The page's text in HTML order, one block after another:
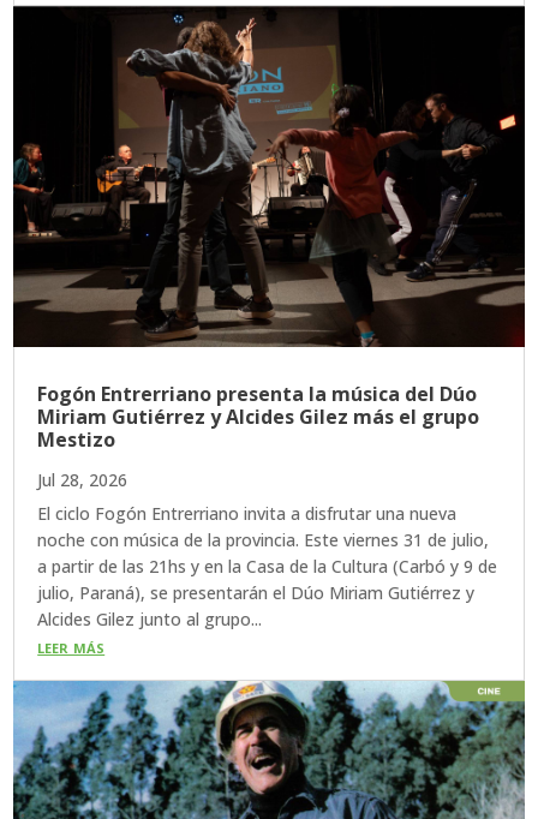
Fogón Entrerriano presenta la música del Dúo
Miriam Gutiérrez y Alcides Gilez más el grupo
Mestizo
Jul 28, 2026
El ciclo Fogón Entrerriano invita a disfrutar una nueva
noche con música de la provincia. Este viernes 31 de julio,
a partir de las 21hs y en la Casa de la Cultura (Carbó y 9 de
julio, Paraná), se presentarán el Dúo Miriam Gutiérrez y
Alcides Gilez junto al grupo...
leer más